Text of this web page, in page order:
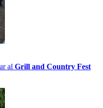
al Grill and Country Fest